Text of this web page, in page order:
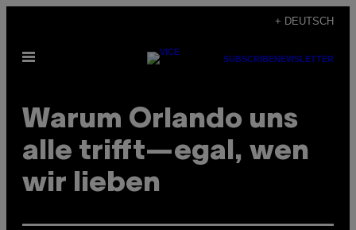
content
+ DEUTSCH
Open
SUBSCRIBENEWSLETTER
Warum Orlando uns
alle trifft—egal, wen
wir lieben